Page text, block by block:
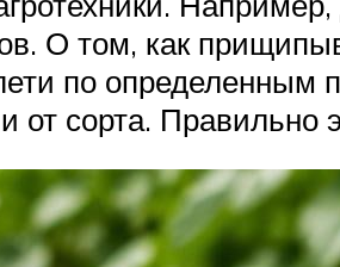
О том, как
по
от сорта. Правильно